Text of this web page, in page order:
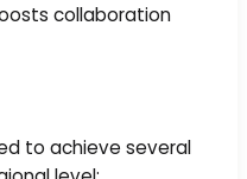
collaboration
to achieve several